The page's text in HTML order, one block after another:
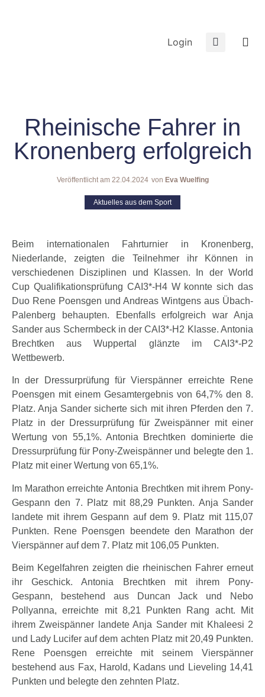
Login
Rheinische Fahrer in
Kronenberg erfolgreich
Veröffentlicht am 22.04.2024 von Eva Wuelfing
Aktuelles aus dem Sport
Beim internationalen Fahrturnier in Kronenberg,
Niederlande, zeigten die Teilnehmer ihr Können in
verschiedenen Disziplinen und Klassen. In der World
Cup Qualifikationsprüfung CAI3*-H4 W konnte sich das
Duo Rene Poensgen und Andreas Wintgens aus Übach-
Palenberg behaupten. Ebenfalls erfolgreich war Anja
Sander aus Schermbeck in der CAI3*-H2 Klasse. Antonia
Brechtken aus Wuppertal glänzte im CAI3*-P2
Wettbewerb.
In der Dressurprüfung für Vierspänner erreichte Rene
Poensgen mit einem Gesamtergebnis von 64,7% den 8.
Platz. Anja Sander sicherte sich mit ihren Pferden den 7.
Platz in der Dressurprüfung für Zweispänner mit einer
Wertung von 55,1%. Antonia Brechtken dominierte die
Dressurprüfung für Pony-Zweispänner und belegte den 1.
Platz mit einer Wertung von 65,1%.
Im Marathon erreichte Antonia Brechtken mit ihrem Pony-
Gespann den 7. Platz mit 88,29 Punkten. Anja Sander
landete mit ihrem Gespann auf dem 9. Platz mit 115,07
Punkten. Rene Poensgen beendete den Marathon der
Vierspänner auf dem 7. Platz mit 106,05 Punkten.
Beim Kegelfahren zeigten die rheinischen Fahrer erneut
ihr Geschick. Antonia Brechtken mit ihrem Pony-
Gespann, bestehend aus Duncan Jack und Nebo
Pollyanna, erreichte mit 8,21 Punkten Rang acht. Mit
ihrem Zweispänner landete Anja Sander mit Khaleesi 2
und Lady Lucifer auf dem achten Platz mit 20,49 Punkten.
Rene Poensgen erreichte mit seinem Vierspänner
bestehend aus Fax, Harold, Kadans und Lieveling 14,41
Punkten und belegte den zehnten Platz.